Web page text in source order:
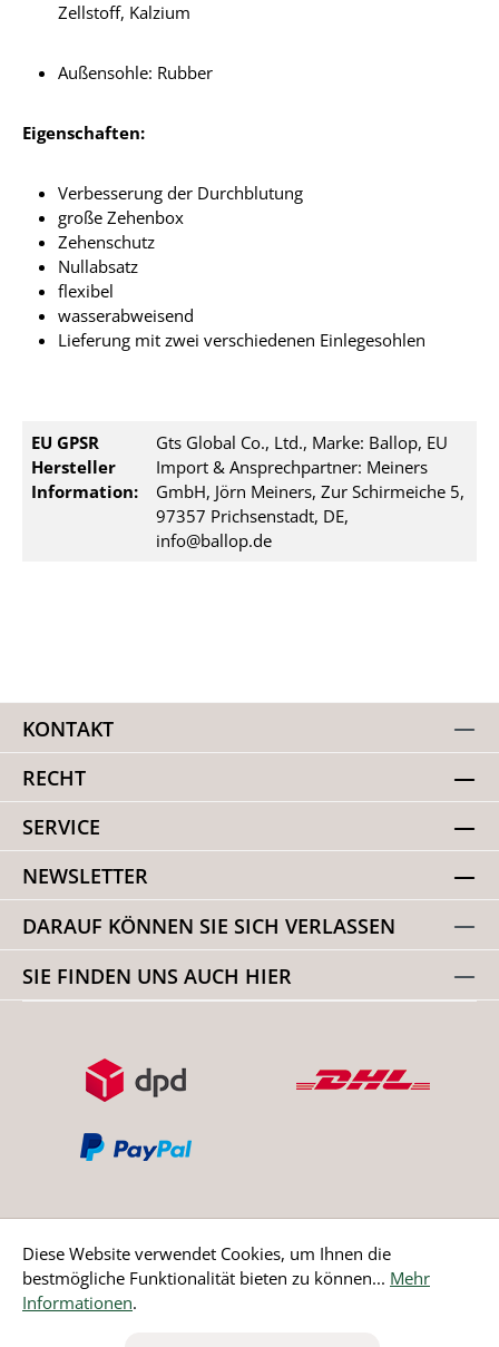
Zellstoff, Kalzium
Außensohle: Rubber
Eigenschaften:
Verbesserung der Durchblutung
große Zehenbox
Zehenschutz
Nullabsatz
flexibel
wasserabweisend
Lieferung mit zwei verschiedenen Einlegesohlen
EU GPSR
Hersteller
Information:
Gts Global Co., Ltd., Marke: Ballop, EU
Import & Ansprechpartner: Meiners
GmbH, Jörn Meiners, Zur Schirmeiche 5,
97357 Prichsenstadt, DE,
info@ballop.de
KONTAKT
RECHT
SERVICE
NEWSLETTER
DARAUF KÖNNEN SIE SICH VERLASSEN
SIE FINDEN UNS AUCH HIER
Bestellung widerrufen
Diese Website verwendet Cookies, um Ihnen die
bestmögliche Funktionalität bieten zu können... Mehr
Informationen.